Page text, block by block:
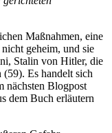
Maßnahmen, eine
geheim, und sie
Stalin von Hitler, die
Es handelt sich
nächsten Blogpost
dem Buch erläutern